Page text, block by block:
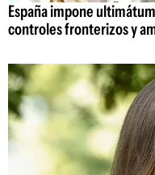
España impone
controles fronterizos y